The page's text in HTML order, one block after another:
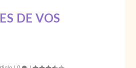
DE VOS